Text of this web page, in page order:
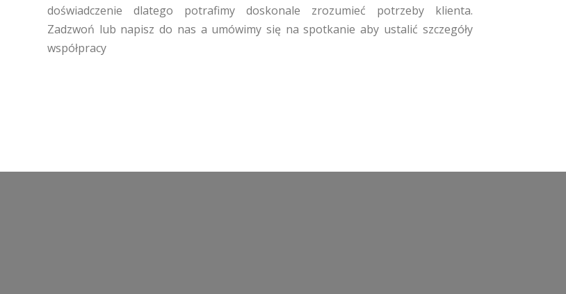
doświadczenie dlatego potrafimy doskonale zrozumieć potrzeby klienta.
Zadzwoń lub napisz do nas a umówimy się na spotkanie aby ustalić szczegóły
współpracy